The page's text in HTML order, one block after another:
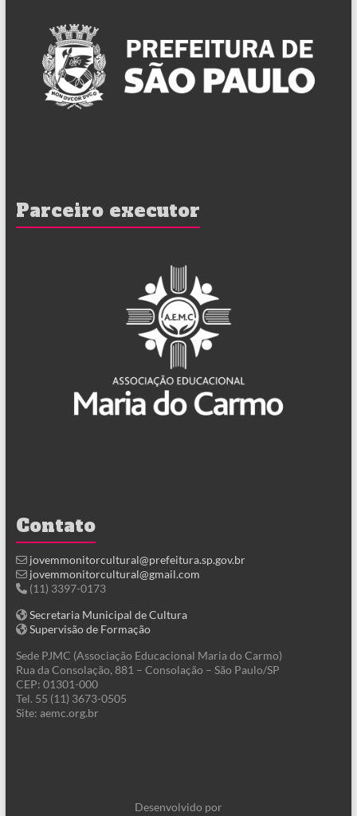
Parceiro executor
Contato
jovemmonitorcultural@prefeitura.sp.gov.br
jovemmonitorcultural@gmail.com
(11) 3397-0173
Secretaria Municipal de Cultura
Supervisão de Formação
Sede PJMC (Associação Educacional Maria do Carmo)
Rua da Consolação, 881 – Consolação – São Paulo/SP
CEP: 01301-000
Tel. 55 (11) 3673-0505
Site: aemc.org.br
Desenvolvido por